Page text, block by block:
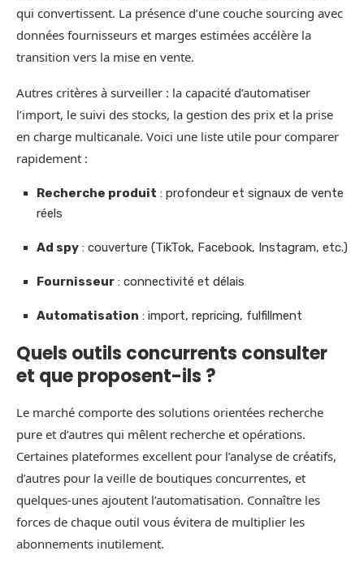
qui convertissent. La présence d’une couche sourcing avec
données fournisseurs et marges estimées accélère la
transition vers la mise en vente.
Autres critères à surveiller : la capacité d’automatiser
l’import, le suivi des stocks, la gestion des prix et la prise
en charge multicanale. Voici une liste utile pour comparer
rapidement :
Recherche produit : profondeur et signaux de vente
réels
Ad spy : couverture (TikTok, Facebook, Instagram, etc.)
Fournisseur : connectivité et délais
Automatisation : import, repricing, fulfillment
Quels outils concurrents consulter
et que proposent-ils ?
Le marché comporte des solutions orientées recherche
pure et d’autres qui mêlent recherche et opérations.
Certaines plateformes excellent pour l’analyse de créatifs,
d’autres pour la veille de boutiques concurrentes, et
quelques-unes ajoutent l’automatisation. Connaître les
forces de chaque outil vous évitera de multiplier les
abonnements inutilement.